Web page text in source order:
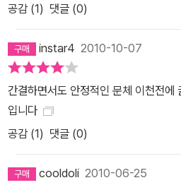
공감 (1) 댓글 (0)
instar4 2010-10-07
간결하면서도 안정적인 문체 이천전에
입니다
공감 (1) 댓글 (0)
cooldoli 2010-06-25